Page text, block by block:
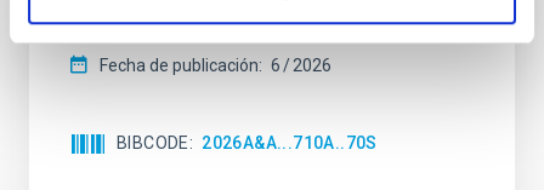
Shalyapin, V. N. et al.
Fecha de publicación: 6 2026
BIBCODE 2026A&A...710A..70S